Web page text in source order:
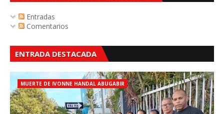
Entradas
Comentarios
ENTRADA DESTACADA
MUERTE DE IVONNE HANDAL ABUGABIR